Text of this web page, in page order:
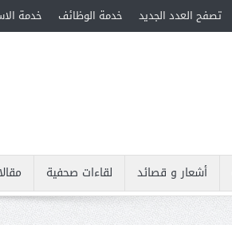
تصفح العدد الجديد خدمة الوظائف خدمة
أشعار و قصائد لقاءات صحفية